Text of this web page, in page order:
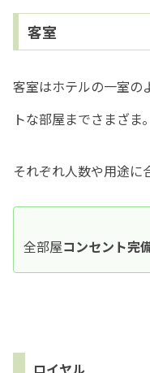
客室
客室はホテルの一室の
トな部屋までさまざま。
それぞれ人数や用途に
全部屋コンセント完
ロイヤル